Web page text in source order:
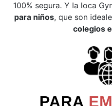
100% segura. Y la loca
para niños, que son
colegios
PARA